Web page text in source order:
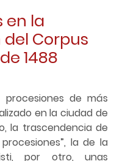
en la
Corpus
1488
de más
en la ciudad de
la trascendencia de
la de la
por otro, unas